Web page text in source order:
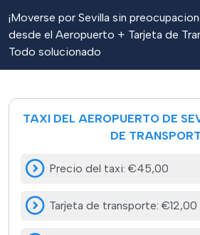
¡Moverse por Sevilla sin
desde el Aeropuerto + Tarjeta de
Todo solucionado
TAXI DEL AEROPUERTO DE
DE
Precio del taxi: €45,00
Tarjeta de transporte: €12,00